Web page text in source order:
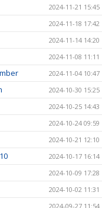
2024-11-21 15:45
2024-11-18 17:42
2024-11-14 14:20
2024-11-08 11:11
2024-11-04 10:47
2024-10-30 15:25
2024-10-25 14:43
2024-10-24 09:59
2024-10-21 12:10
2024-10-17 16:14
2024-10-09 17:28
2024-10-02 11:31
2024-09-27 11:54